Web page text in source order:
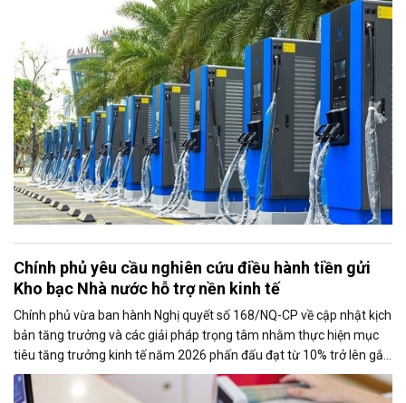
Chính phủ yêu cầu nghiên cứu điều hành tiền gửi
Kho bạc Nhà nước hỗ trợ nền kinh tế
Chính phủ vừa ban hành Nghị quyết số 168/NQ-CP về cập nhật kịch
bản tăng trưởng và các giải pháp trọng tâm nhằm thực hiện mục
tiêu tăng trưởng kinh tế năm 2026 phấn đấu đạt từ 10% trở lên gắn
với giữ vững ổn định kinh tế vĩ mô. Một trong những nhiệm vụ đáng
chú ý là nghiên cứu điều hành tiền gửi của Kho bạc Nhà nước tại